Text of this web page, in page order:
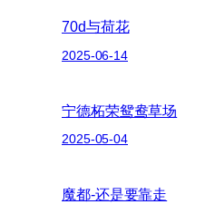
70d与荷花
2025-06-14
宁德柘荣鸳鸯草场
2025-05-04
魔都-还是要靠走